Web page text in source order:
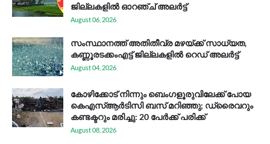
ജില്ലകളിൽ ഓറഞ്ച് അലർട്ട്
August 06, 2026
സം​സ്ഥാ​ന​ത്ത് അ​തി​തീ​വ്ര മ​ഴ​യ്ക്ക് സാ​ധ്യ​ത,
കണ്ണൂരടക്കംഎ​ട്ട് ജി​ല്ല​ക​ളി​ൽ റെ​ഡ് അ​ലർ​ട്ട്
August 04, 2026
കോഴിക്കോട് നിന്നും ബെംഗളൂരുവിലേക്ക് പോയ
കെഎസ്ആര്‍ടിസി ബസ് മറിഞ്ഞു; ഡ്രൈവറും
കണ്ടക്ടറും മരിച്ചു: 20 പേര്‍ക്ക് പരിക്ക്
August 08, 2026